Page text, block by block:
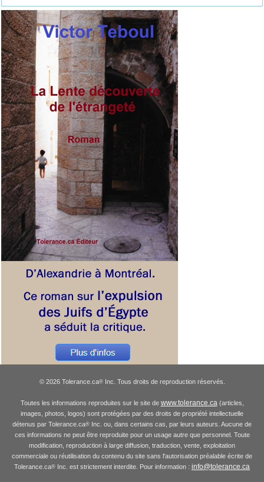
© 2026 Tolerance.ca®Inc. Tous droits de reproduction réservés.
Toutes les informations reproduites sur le site de www.tolerance.ca(articles,
images, photos, logos) sont protégées par des droits de propriété intellectuelle
détenus par Tolerance.ca® Inc. ou, dans certains cas, par leurs auteurs. Aucune de
ces informations ne peut être reproduite pour un usage autre que personnel. Toute
modification, reproduction à large diffusion, traduction, vente, exploitation
commerciale ou réutilisation du contenu du site sans l'autorisation préalable écrite de
Tolerance.ca® Inc. est strictement interdite. Pour information : info@tolerance.ca